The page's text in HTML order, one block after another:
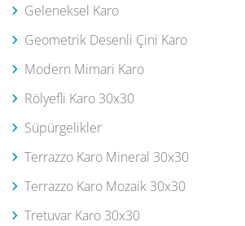
Geleneksel Karo
Geometrik Desenli Çini Karo
Modern Mimari Karo
Rölyefli Karo 30x30
Süpürgelikler
Terrazzo Karo Mineral 30x30
Terrazzo Karo Mozaik 30x30
Tretuvar Karo 30x30